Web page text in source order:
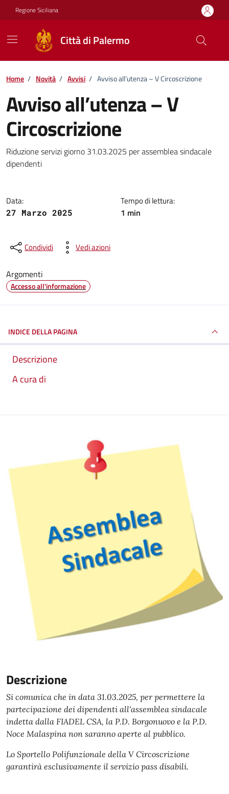
Vai ai contenuti
Vai al footer
Regione Siciliana
Città di Palermo
Home / Novità / Avvisi / Avviso all’utenza – V Circoscrizione
Avviso all’utenza – V
Circoscrizione
Dettagli della notizia
Riduzione servizi giorno 31.03.2025 per assemblea sindacale
dipendenti
Data:
27 Marzo 2025
Tempo di lettura:
1 min
Condividi Vedi azioni
Argomenti
Accesso all'informazione
INDICE DELLA PAGINA
Descrizione
A cura di
Descrizione
Si comunica che in data 31.03.2025, per permettere la
partecipazione dei dipendenti all'assemblea sindacale
indetta dalla FIADEL CSA, la P.D. Borgonuovo e la P.D.
Noce Malaspina non saranno aperte al pubblico.
Lo Sportello Polifunzionale della V Circoscrizione
garantirà esclusivamente il servizio pass disabili.